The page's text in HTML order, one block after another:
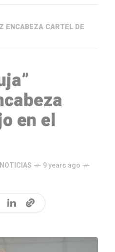
ENCABEZA CARTEL DE
en el
NOTICIAS
9 years ago